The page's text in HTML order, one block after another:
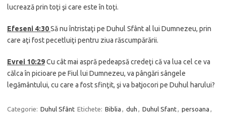
lucrează prin toţi şi care este în toţi.
Efeseni 4:30Să nu întristaţi pe Duhul Sfânt al lui Dumnezeu, prin
care aţi fost pecetluiţi pentru ziua răscumpărării.
Evrei 10:29Cu cât mai aspră pedeapsă credeţi că va lua cel ce va
călca în picioare pe Fiul lui Dumnezeu, va pângări sângele
legământului, cu care a fost sfinţit, şi va batjocori pe Duhul harului?
Categorie: Duhul Sfânt Etichete: Biblia duh Duhul Sfant persoana